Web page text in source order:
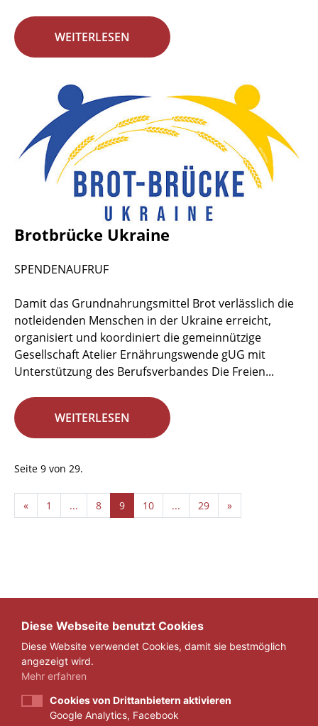
WEITERLESEN
Brotbrücke Ukraine
SPENDENAUFRUF
Damit das Grundnahrungsmittel Brot verlässlich die
notleidenden Menschen in der Ukraine erreicht,
organisiert und koordiniert die gemeinnützige
Gesellschaft Atelier Ernährungswende gUG mit
Unterstützung des Berufsverbandes Die Freien...
WEITERLESEN
Seite 9 von 29.
« 1 ... 8 9 10 ... 29 »
Diese Webseite benutzt Cookies
Diese Website verwendet Cookies, damit sie bestmöglich
angezeigt wird.
Mehr erfahren
Cookies von Drittanbietern aktivieren
Google Analytics, Facebook